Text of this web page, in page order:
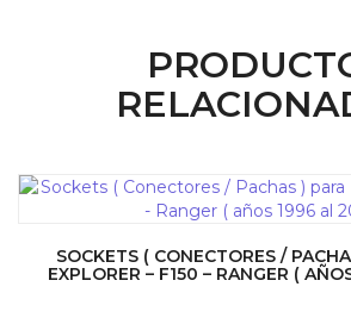
SOCKETS ( CONECTORES /
EXPLORER – F150 – RANGER (